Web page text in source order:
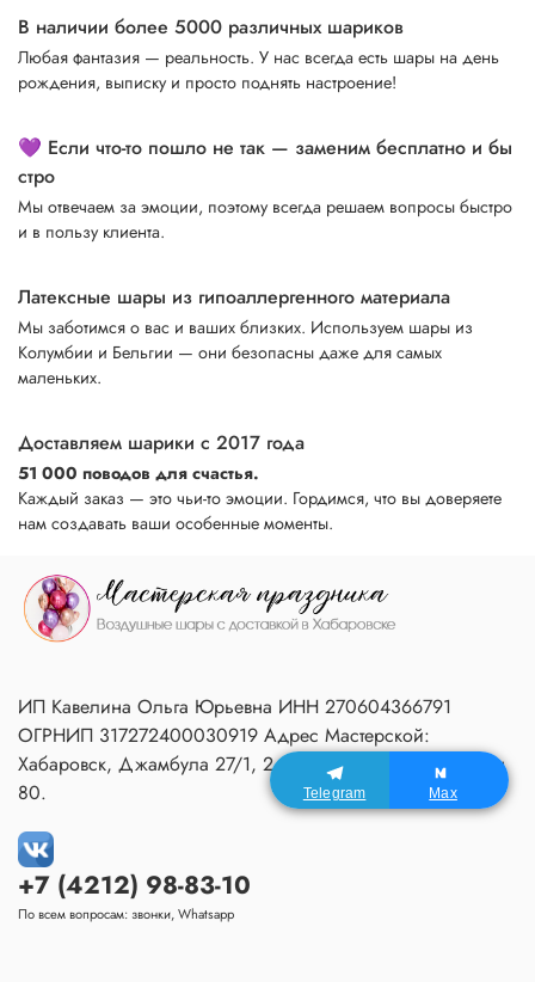
В наличии более 5000 различных шариков
Любая фантазия — реальность. У нас всегда есть шары на день
рождения, выписку и просто поднять настроение!
💜 Если что-то пошло не так — заменим бесплатно и бы
стро
Мы отвечаем за эмоции, поэтому всегда решаем вопросы быстро
и в пользу клиента.
Латексные шары из гипоаллергенного материала
Мы заботимся о вас и ваших близких. Используем шары из
Колумбии и Бельгии — они безопасны даже для самых
маленьких.
Доставляем шарики с 2017 года
51 000 поводов для счастья.
Каждый заказ — это чьи-то эмоции. Гордимся, что вы доверяете
нам создавать ваши особенные моменты.
+7 (4212) 98-83-10
По всем вопросам: звонки, Whatsapp
ИП Кавелина Ольга Юрьевна ИНН 270604366791
ОГРНИП 317272400030919 Адрес Мастерской:
Хабаровск, Джамбула 27/1, 2 подъезд, 1 этаж, домофон
80.
Telegram Max